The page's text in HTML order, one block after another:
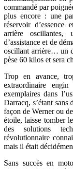
commandé par
plus encore : une
réservoir d’essence
arrière oscillantes,
d’assistance et de
oscillant arrière… un
pèse 60 kilos et sera
Trop en avance,
extraordinaire
exemplaires dans
Darracq, s’étant
façon de Werner ou
étoile, laisse tomber
des solutions
révolutionnaire
mais il était
Sans succès en